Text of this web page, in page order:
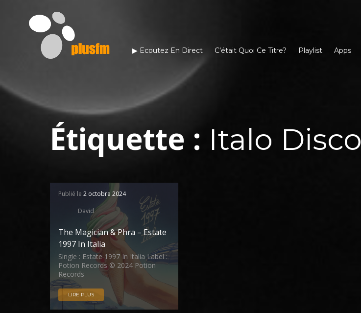
▶︎ Ecoutez En Direct C’était Quoi Ce Titre? Playlist Apps
Étiquette : Italo Disco
Publié le 2 octobre 2024
David
The Magician & Phra – Estate
1997 In Italia
Single : Estate 1997 In Italia Label :
Potion Records © 2024 Potion
Records
LIRE PLUS